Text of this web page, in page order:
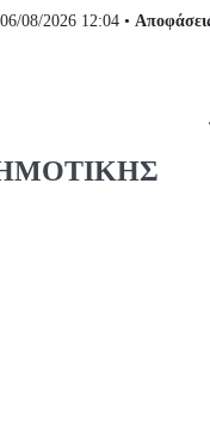
07-2026 τακτικής